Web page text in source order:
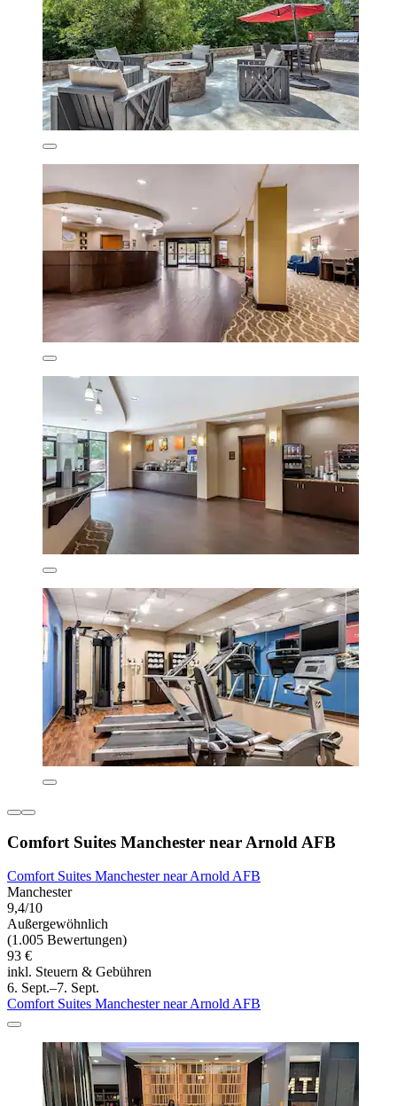
Comfort Suites Manchester near Arnold AFB
Comfort Suites Manchester near Arnold AFB
Manchester
9,4/10
Außergewöhnlich
(1.005 Bewertungen)
93 €
inkl. Steuern & Gebühren
6. Sept.–7. Sept.
Comfort Suites Manchester near Arnold AFB